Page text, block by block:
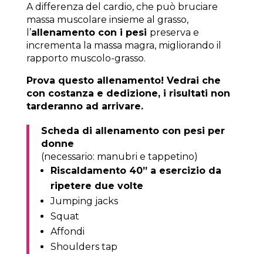
A differenza del cardio, che può bruciare
massa muscolare insieme al grasso,
l’allenamento con i pesi preserva e
incrementa la massa magra, migliorando il
rapporto muscolo-grasso.
Prova questo allenamento! Vedrai che
con costanza e dedizione, i risultati non
tarderanno ad arrivare.
Scheda di allenamento con pesi per
donne
(necessario: manubri e tappetino)
Riscaldamento 40” a esercizio da
ripetere due volte
Jumping jacks
Squat
Affondi
Shoulders tap